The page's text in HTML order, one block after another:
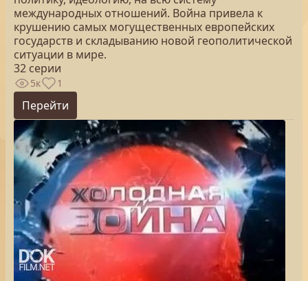
международных отношений. Война привела к
крушению самых могущественных европейских
государств и складыванию новой геополитической
ситуации в мире.
32 серии
5к 1
Перейти